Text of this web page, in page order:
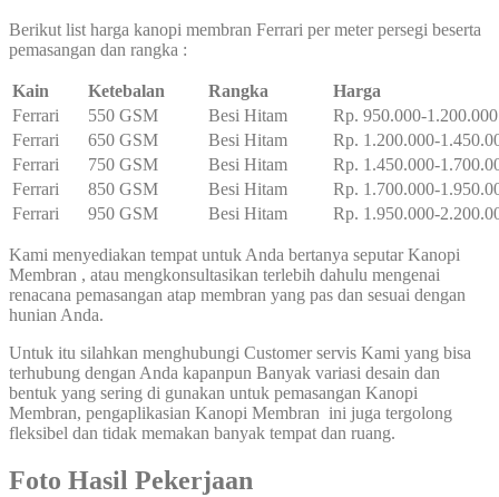
Berikut list harga kanopi membran Ferrari per meter persegi beserta
pemasangan dan rangka :
Kain Ketebalan Rangka
Harga
Ferrari
550 GSM Besi Hitam
Rp. 950.000-1.200.000
Ferrari
650 GSM Besi Hitam
Rp. 1.200.000-
Ferrari
750 GSM Besi Hitam
Rp. 1.450.000-
Ferrari
850 GSM Besi Hitam
Rp. 1.700.000-
Ferrari
950 GSM Besi Hitam Rp. 1.950.000-
Kami menyediakan tempat untuk Anda bertanya seputar Kanopi
Membran , atau mengkonsultasikan terlebih dahulu mengenai
renacana pemasangan atap membran yang pas dan sesuai dengan
hunian Anda.
Untuk itu silahkan menghubungi Customer servis Kami yang bisa
terhubung dengan Anda kapanpun Banyak variasi desain dan
bentuk yang sering di gunakan untuk pemasangan Kanopi
Membran, pengaplikasian Kanopi Membran ini juga tergolong
fleksibel dan tidak memakan banyak tempat dan ruang.
Foto Hasil Pekerjaan